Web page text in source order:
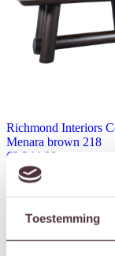
Toestemming
Richmond Interiors
Menara brown 218
€2.344,00